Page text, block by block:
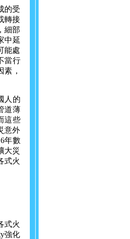
的受
轉接
細部
中延
能處
當行
，
人的
道薄
這些
意外
年數
大災
式火
式火
強化